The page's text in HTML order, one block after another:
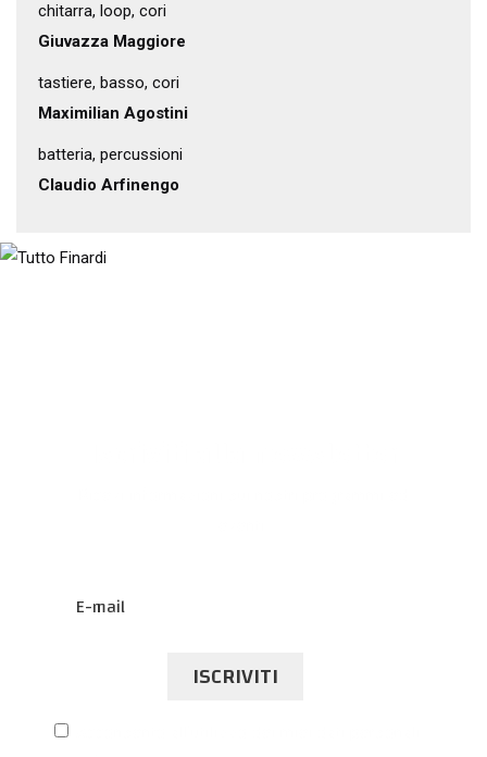
chitarra, loop, cori
Giuvazza Maggiore
tastiere, basso, cori
Maximilian Agostini
batteria, percussioni
Claudio Arfinengo
ISCRIVITI